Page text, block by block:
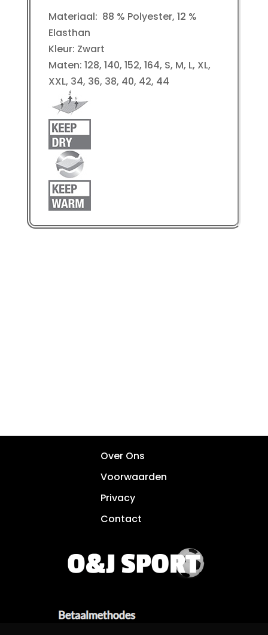
Materiaal: 88 % Polyester, 12 %
Elasthan
Kleur: Zwart
Maten: 128, 140, 152, 164, S, M, L, XL,
XXL, 34, 36, 38, 40, 42, 44
Over Ons
Voorwaarden
Privacy
Contact